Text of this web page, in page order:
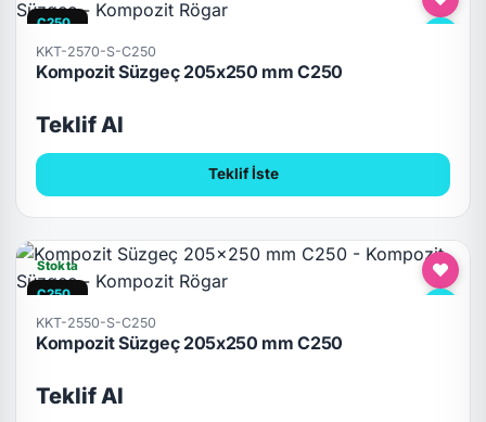
C250
KKT-2570-S-C250
Kompozit Süzgeç 205x250 mm C250
Teklif Al
Teklif İste
Stokta
C250
KKT-2550-S-C250
Kompozit Süzgeç 205x250 mm C250
Teklif Al